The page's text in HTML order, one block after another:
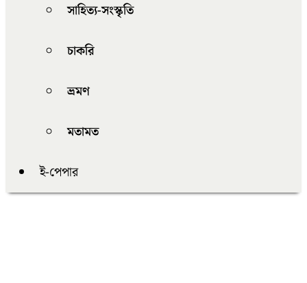
সাহিত্য-সংস্কৃতি
চাকরি
ভ্রমণ
মতামত
ই-পেপার